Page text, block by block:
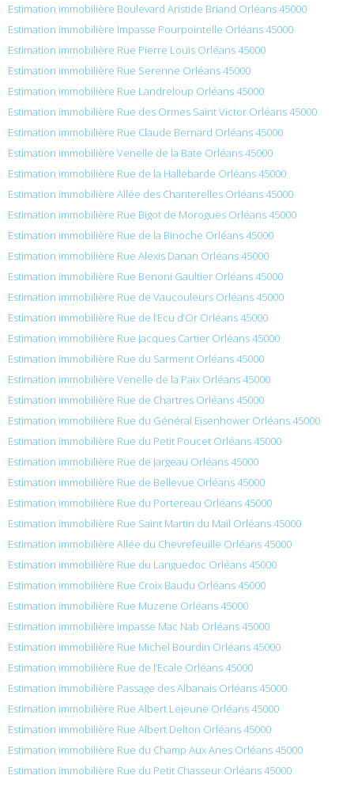
Estimation immobilière Boulevard Aristide Briand Orléans 45000
Estimation immobilière Impasse Pourpointelle Orléans 45000
Estimation immobilière Rue Pierre Louis Orléans 45000
Estimation immobilière Rue Serenne Orléans 45000
Estimation immobilière Rue Landreloup Orléans 45000
Estimation immobilière Rue des Ormes Saint Victor Orléans 45000
Estimation immobilière Rue Claude Bernard Orléans 45000
Estimation immobilière Venelle de la Bate Orléans 45000
Estimation immobilière Rue de la Hallebarde Orléans 45000
Estimation immobilière Allée des Chanterelles Orléans 45000
Estimation immobilière Rue Bigot de Morogues Orléans 45000
Estimation immobilière Rue de la Binoche Orléans 45000
Estimation immobilière Rue Alexis Danan Orléans 45000
Estimation immobilière Rue Benoni Gaultier Orléans 45000
Estimation immobilière Rue de Vaucouleurs Orléans 45000
Estimation immobilière Rue de l’Ecu d’Or Orléans 45000
Estimation immobilière Rue Jacques Cartier Orléans 45000
Estimation immobilière Rue du Sarment Orléans 45000
Estimation immobilière Venelle de la Paix Orléans 45000
Estimation immobilière Rue de Chartres Orléans 45000
Estimation immobilière Rue du Général Eisenhower Orléans 45000
Estimation immobilière Rue du Petit Poucet Orléans 45000
Estimation immobilière Rue de Jargeau Orléans 45000
Estimation immobilière Rue de Bellevue Orléans 45000
Estimation immobilière Rue du Portereau Orléans 45000
Estimation immobilière Rue Saint Martin du Mail Orléans 45000
Estimation immobilière Allée du Chevrefeuille Orléans 45000
Estimation immobilière Rue du Languedoc Orléans 45000
Estimation immobilière Rue Croix Baudu Orléans 45000
Estimation immobilière Rue Muzene Orléans 45000
Estimation immobilière Impasse Mac Nab Orléans 45000
Estimation immobilière Rue Michel Bourdin Orléans 45000
Estimation immobilière Rue de l’Ecale Orléans 45000
Estimation immobilière Passage des Albanais Orléans 45000
Estimation immobilière Rue Albert Lejeune Orléans 45000
Estimation immobilière Rue Albert Delton Orléans 45000
Estimation immobilière Rue du Champ Aux Anes Orléans 45000
Estimation immobilière Rue du Petit Chasseur Orléans 45000